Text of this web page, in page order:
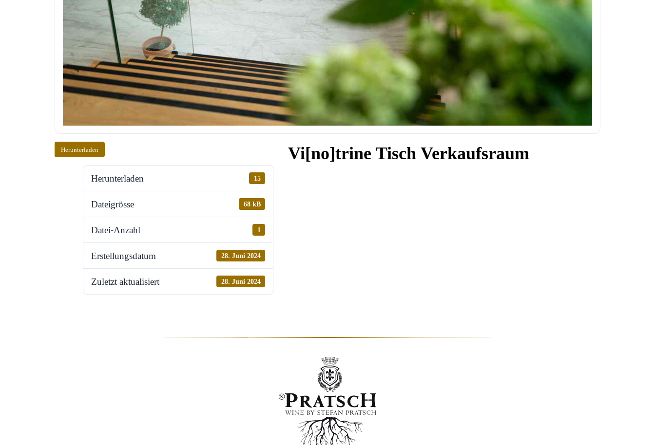
Herunterladen
Herunterladen 15
Dateigrösse 68 kB
Datei-Anzahl 1
Erstellungsdatum 28. Juni 2024
Zuletzt aktualisiert 28. Juni 2024
Vi[no]trine Tisch Verkaufsraum